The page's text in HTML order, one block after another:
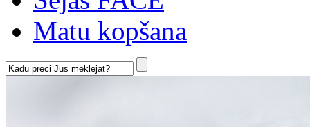
Matu kopšana